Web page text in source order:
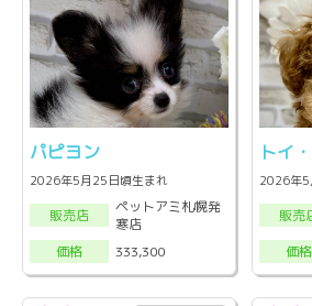
パピヨン
2026年5月25日頃生まれ
販売店
ペットアミ札幌発
寒店
価格
333,300
トイ
2026年5
販売
価格